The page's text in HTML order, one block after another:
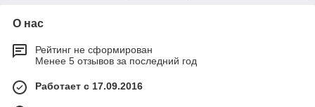
О нас
Рейтинг не сформирован
Менее 5 отзывов за последний год
Работает с 17.09.2016